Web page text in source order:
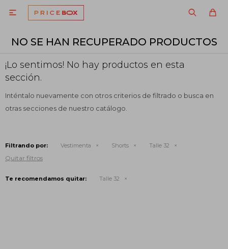

NO SE HAN RECUPERADO PRODUCTOS
¡Lo sentimos! No hay productos en esta
sección.
Inténtalo nuevamente con otros criterios de filtrado o busca en
otras secciones de nuestro catálogo.
Filtrando por: Vestimenta Shorts Talle 32
Quitar filtros
Te recomendamos quitar: Talle 32